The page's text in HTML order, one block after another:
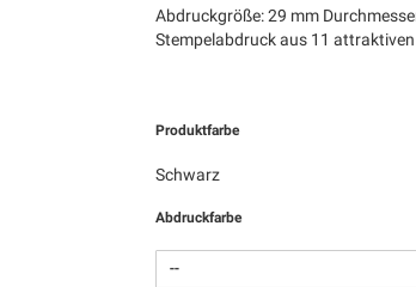
Abdruckgröße: 29 mm
Stempelabdruck aus 11
Produktfarbe
Schwarz
Abdruckfarbe